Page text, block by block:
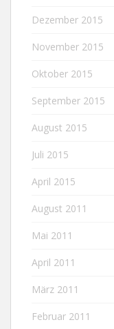
Dezember 2015
November 2015
Oktober 2015
September 2015
August 2015
Juli 2015
April 2015
August 2011
Mai 2011
April 2011
März 2011
Februar 2011